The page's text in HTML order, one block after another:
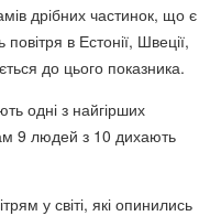
дрібних частинок, що є
в Естонії, Швеції,
до цього показника.
одні з найгірших
9 людей з 10 дихають
у світі, які опинились